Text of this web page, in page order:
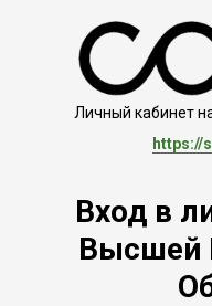
Личный кабинет
https://
Вход в
Высшей